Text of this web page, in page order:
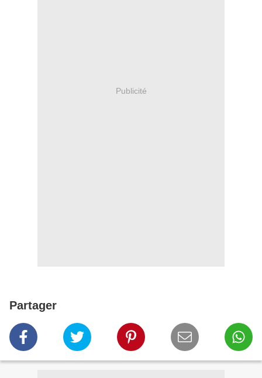
Publicité
Partager